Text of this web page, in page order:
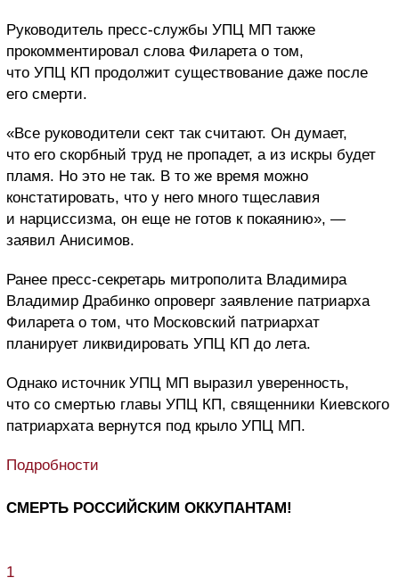
Руководитель пресс-службы УПЦ МП также
прокомментировал слова Филарета о том,
что УПЦ КП продолжит существование даже после
его смерти.
«Все руководители сект так считают. Он думает,
что его скорбный труд не пропадет, а из искры будет
пламя. Но это не так. В то же время можно
констатировать, что у него много тщеславия
и нарциссизма, он еще не готов к покаянию», —
заявил Анисимов.
Ранее пресс-секретарь митрополита Владимира
Владимир Драбинко опроверг заявление патриарха
Филарета о том, что Московский патриархат
планирует ликвидировать УПЦ КП до лета.
Однако источник УПЦ МП выразил уверенность,
что со смертью главы УПЦ КП, священники Киевского
патриархата вернутся под крыло УПЦ МП.
Подробности
СМЕРТЬ РОССИЙСКИМ ОККУПАНТАМ!
1